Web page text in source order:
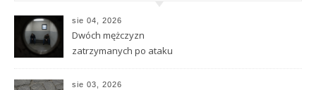
sie 04, 2026
Dwóch mężczyzn
zatrzymanych po ataku
Stan 33-latka jest ciężki
sie 03, 2026